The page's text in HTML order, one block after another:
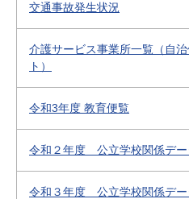
交通事故発生状況
介護サービス事業所一覧（自
ト）
令和3年度 教育便覧
令和２年度 公立学校関係デー
令和３年度 公立学校関係デー